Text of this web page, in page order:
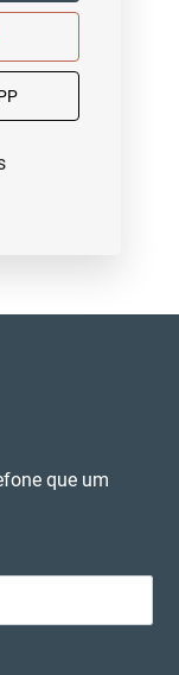
que um